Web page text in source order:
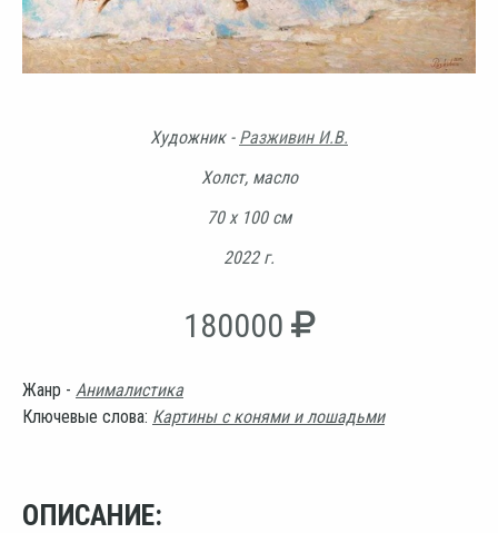
Художник - Разживин И.В.
Холст, масло
70 х 100 см
2022 г.
180000
Жанр - Анималистика
Ключевые слова: Картины с конями и лошадьми
ОПИСАНИЕ: